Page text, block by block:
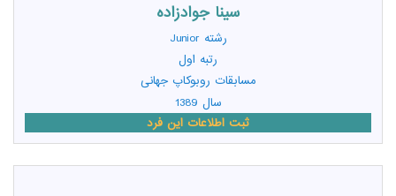
سينا جوادزاده
رشته Junior
رتبه اول
مسابقات روبوکاپ جهانی
سال 1389
ثبت اطلاعات این فرد